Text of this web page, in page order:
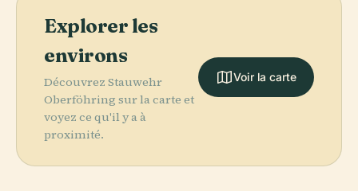
Explorer les
environs
Découvrez Stauwehr
Oberföhring sur la carte et
voyez ce qu'il y a à
proximité.
Voir la carte